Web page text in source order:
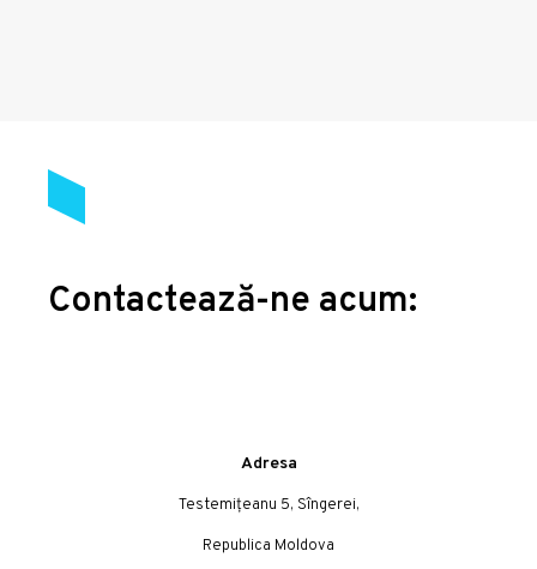
Contactează-ne acum:
Adresa
Testemițeanu 5, Sîngerei,
Republica Moldova